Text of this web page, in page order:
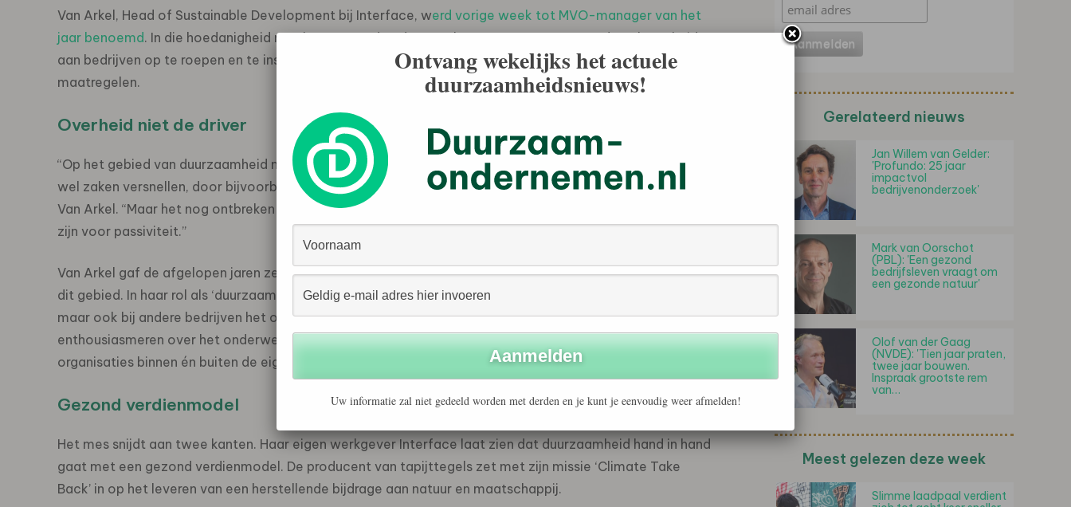
Van Arkel, Head of Sustainable Development bij Interface, werd vorige week tot MVO-manager van het
jaar benoemd. In die hoedanigheid mocht ze maandag de AEX-beurs openen. Ze greep de gelegenheid
aan bedrijven op te roepen en te inspireren om concreet aan de slag te gaan met duurzame
maatregelen.
Overheid niet de driver
“Op het gebied van duurzaamheid moeten we niet op elkaar gaan wachten. Natuurlijk kan de overheid
wel zaken versnellen, door bijvoorbeeld de belasting op arbeid te verschuiven naar grondstoffen”, zegt
Van Arkel. “Maar het nog ontbreken van nieuwe wet- en regelgeving mag voor organisaties geen reden
zijn voor passiviteit.”
Van Arkel gaf de afgelopen jaren zelf het goede voorbeeld. Dejury van de verkiezingprees haar inzet op
dit gebied. In haar rol als ‘duurzaamheidsambassadeur’ heeft ze niet alleen binnen de eigen organisatie,
maar ook bij andere bedrijven het onderwerp hoog op de agenda gekregen. Door anderen te
enthousiasmeren over het onderwerp, maar ook door concreet de samenwerking op te zoeken met
organisaties binnen én buiten de eigen sector.
Gezond verdienmodel
Het mes snijdt aan twee kanten. Haar eigen werkgever Interface laat zien dat duurzaamheid hand in hand
gaat met een gezond verdienmodel. De producent van tapijttegels zet met zijn missie ‘Climate Take
Back’ in op het leveren van een herstellende bijdrage aan natuur en maatschappij.
Gerelateerd nieuws
Jan Willem van Gelder:
'Profundo: 25 jaar
impactvol
bedrijvenonderzoek'
Mark van Oorschot
(PBL): 'Een gezond
bedrijfsleven vraagt om
een gezonde natuur'
Olof van der Gaag
(NVDE): 'Tien jaar praten,
twee jaar bouwen.
Inspraak grootste rem
van…
Meest gelezen deze week
Slimme laadpaal verdient
Ontvang wekelijks het actuele
duurzaamheidsnieuws!
Uw informatie zal niet gedeeld worden met derden en je kunt je eenvoudig weer afmelden!